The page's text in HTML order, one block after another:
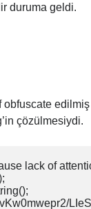
duruma geldi.
edilmiş
çözülmesiydi.
lack of